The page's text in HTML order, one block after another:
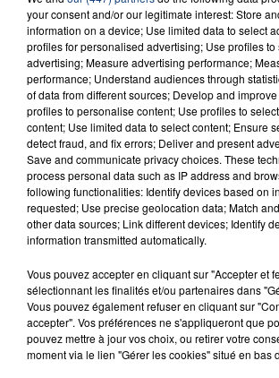
FIL D'ACTU
23 juillet 2026
INCENDIE MORTEL À LENS : UNE
SON BÉBÉ ENTRE LA VIE ET LA...
Un homme s'est immolé par le feu
your consent and/or our legitimate interest: Store
information on a device; Use limited data to select
profiles for personalised advertising; Use profiles
advertising; Measure advertising performance;
performance; Understand audiences through
of data from different sources; Develop and
profiles to personalise content; Use profiles to
content; Use limited data to select content; Ensure
detect fraud, and fix errors; Deliver and present
Save and communicate privacy choices. These
process personal data such as IP address and
following functionalities: Identify devices based on
requested; Use precise geolocation data; Match
other data sources; Link different devices; Identify
information transmitted automatically.
Vous pouvez accepter en cliquant sur "Accepter et
sélectionnant les finalités et/ou partenaires dans
Vous pouvez également refuser en cliquant sur
accepter". Vos préférences ne s'appliqueront que
pouvez mettre à jour vos choix, ou retirer votre
moment via le lien "Gérer les cookies" situé en bas